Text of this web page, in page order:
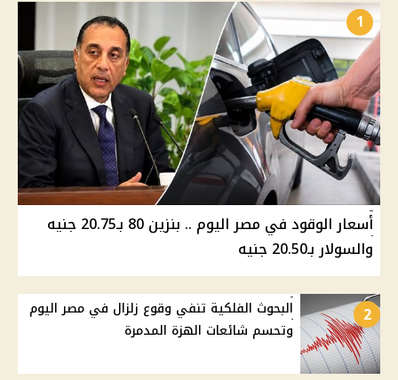
1
أسعار الوقود في مصر اليوم .. بنزين 80 بـ20.75 جنيه
والسولار بـ20.50 جنيه
2
البحوث الفلكية تنفي وقوع زلزال في مصر اليوم
وتحسم شائعات الهزة المدمرة